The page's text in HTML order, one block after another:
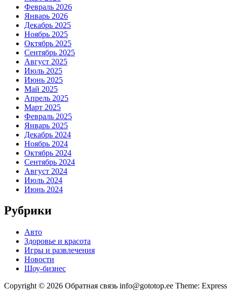
Февраль 2026
Январь 2026
Декабрь 2025
Ноябрь 2025
Октябрь 2025
Сентябрь 2025
Август 2025
Июль 2025
Июнь 2025
Май 2025
Апрель 2025
Март 2025
Февраль 2025
Январь 2025
Декабрь 2024
Ноябрь 2024
Октябрь 2024
Сентябрь 2024
Август 2024
Июль 2024
Июнь 2024
Рубрики
Авто
Здоровье и красота
Игры и развлечения
Новости
Шоу-бизнес
Copyright © 2026 Обратная связь info@gototop.ee Theme: